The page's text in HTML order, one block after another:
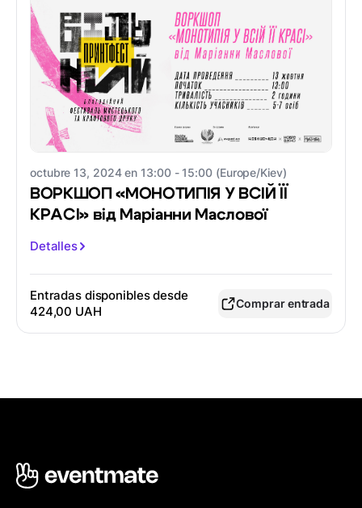
octubre 13, 2024 en 13:00 - 15:00 (Europe/Kiev)
ВОРКШОП «МОНОТИПІЯ У ВСІЙ ЇЇ
КРАСІ» від Маріанни Маслової
Detalles
Entradas disponibles desde
424,00 UAH
Comprar entrada